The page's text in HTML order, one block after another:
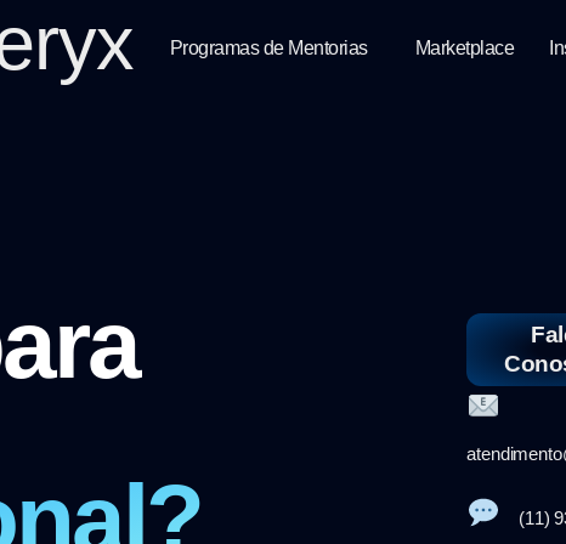
Programas de Mentorias Marketplace
(11)